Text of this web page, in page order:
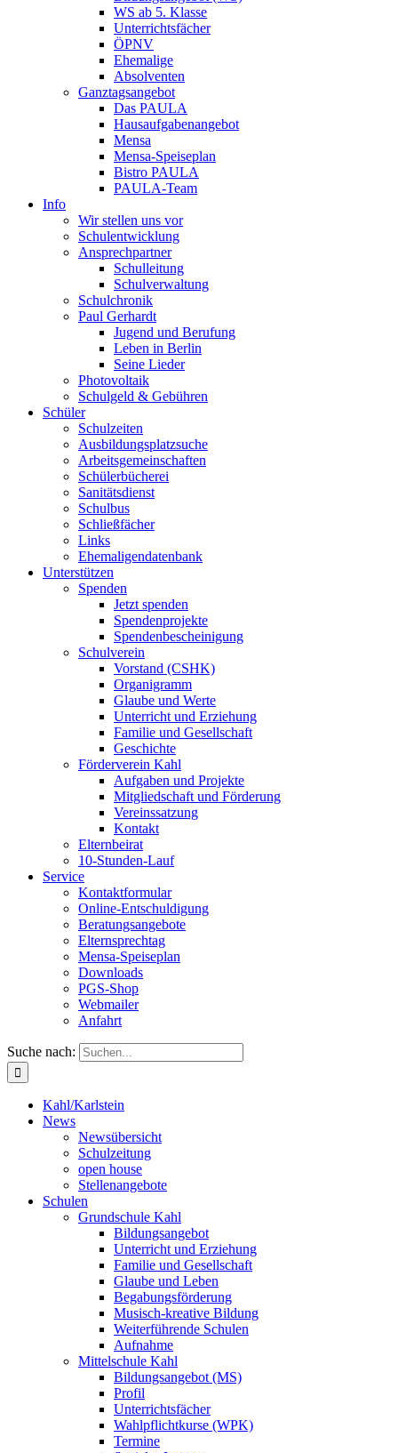
WS ab 5. Klasse
Unterrichtsfächer
ÖPNV
Ehemalige
Absolventen
Ganztagsangebot
Das PAULA
Hausaufgabenangebot
Mensa
Mensa-Speiseplan
Bistro PAULA
PAULA-Team
Info
Wir stellen uns vor
Schulentwicklung
Ansprechpartner
Schulleitung
Schulverwaltung
Schulchronik
Paul Gerhardt
Jugend und Berufung
Leben in Berlin
Seine Lieder
Photovoltaik
Schulgeld & Gebühren
Schüler
Schulzeiten
Ausbildungsplatzsuche
Arbeitsgemeinschaften
Schülerbücherei
Sanitätsdienst
Schulbus
Schließfächer
Links
Ehemaligendatenbank
Unterstützen
Spenden
Jetzt spenden
Spendenprojekte
Spendenbescheinigung
Schulverein
Vorstand (CSHK)
Organigramm
Glaube und Werte
Unterricht und Erziehung
Familie und Gesellschaft
Geschichte
Förderverein Kahl
Aufgaben und Projekte
Mitgliedschaft und Förderung
Vereinssatzung
Kontakt
Elternbeirat
10-Stunden-Lauf
Service
Kontaktformular
Online-Entschuldigung
Beratungsangebote
Elternsprechtag
Mensa-Speiseplan
Downloads
PGS-Shop
Webmailer
Anfahrt
Suche nach:
Kahl/Karlstein
News
Newsübersicht
Schulzeitung
open house
Stellenangebote
Schulen
Grundschule Kahl
Bildungsangebot
Unterricht und Erziehung
Familie und Gesellschaft
Glaube und Leben
Begabungsförderung
Musisch-kreative Bildung
Weiterführende Schulen
Aufnahme
Mittelschule Kahl
Bildungsangebot (MS)
Profil
Unterrichtsfächer
Wahlpflichtkurse (WPK)
Termine